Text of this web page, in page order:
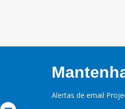
Alertas de email